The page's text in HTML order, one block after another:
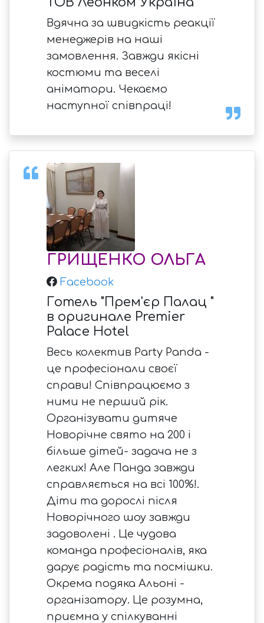
Вдячна за швидкість реакції
менеджерів на наші
замовлення. Завжди якісні
костюми та веселі
аніматори. Чекаємо
наступної співпраці!
ГРИЩЕНКО ОЛЬГА
Facebook
Готель "Прем'єр Палац "
в оригинале Premier
Palace Hotel
Весь колектив Party Panda -
це професіонали своєї
справи! Співпрацюємо з
ними не перший рік.
Організувати дитяче
Новорічне свято на 200 і
більше дітей- задача не з
легких! Але Панда завжди
справляється на всі 100%!.
Діти та дорослі після
Новорічного шоу завжди
задоволені . Це чудова
команда професіоналів, яка
дарує радість та посмішки.
Окрема подяка Альоні -
організатору. Це розумна,
приємна у спілкуванні